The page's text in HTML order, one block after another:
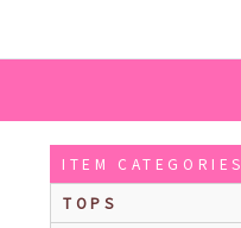
ITEM CATEGORIES
TOPS